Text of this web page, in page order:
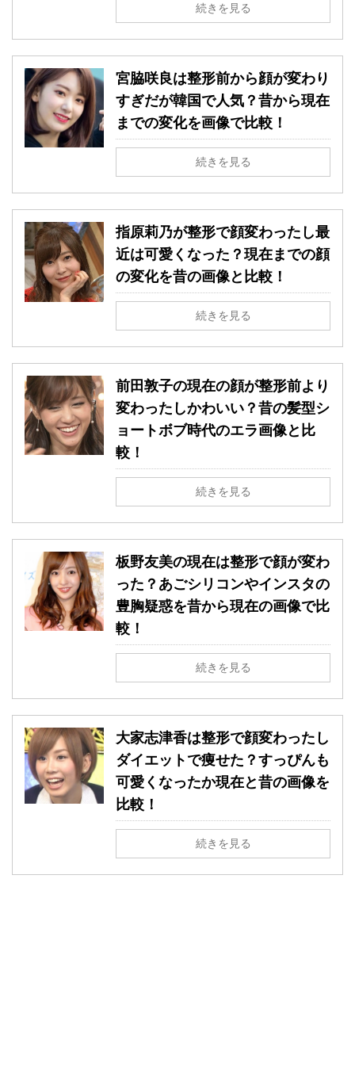
続きを見る
宮脇咲良は整形前から顔が変わり
すぎだが韓国で人気？昔から現在
までの変化を画像で比較！
続きを見る
指原莉乃が整形で顔変わったし最
近は可愛くなった？現在までの顔
の変化を昔の画像と比較！
続きを見る
前田敦子の現在の顔が整形前より
変わったしかわいい？昔の髪型シ
ョートボブ時代のエラ画像と比
較！
続きを見る
板野友美の現在は整形で顔が変わ
った？あごシリコンやインスタの
豊胸疑惑を昔から現在の画像で比
較！
続きを見る
大家志津香は整形で顔変わったし
ダイエットで痩せた？すっぴんも
可愛くなったか現在と昔の画像を
比較！
続きを見る